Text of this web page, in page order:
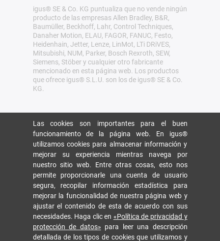
igus® SE & Co. KG puntualiza que no vende ningún
producto de las empresas Allen Bradley, B&R,
Baumüller, Beckhoff, Lahr, Control Techniques,
Danaher Motion, ELAU, FAGOR, FANUC, Festo,
Heidenhain, Jetter, Lenze, LinMot, LTi DRiVES,
Mitsubishi, NUM, Parker, Bosch Rexroth, SEW,
Siemens, Stöber y cualquier otro fabricante
mencionado en esta página web. Los productos
que ofrece igus® S.L.U. son los de igus® SE & Co.
KG.
Las cookies son importantes para el buen
funcionamiento de la página web. En igus®
utilizamos cookies para almacenar información y
mejorar su experiencia mientras navega por
nuestro sitio web. Entre otras cosas, esto nos
permite proporcionarle una cuenta de usuario
segura, recopilar información estadística para
mejorar la funcionalidad de nuestra página web y
ajustar el contenido de esta de acuerdo con sus
necesidades. Haga clic en «Política de privacidad y
protección de datos» para leer una descripción
detallada de los tipos de cookies que utilizamos y